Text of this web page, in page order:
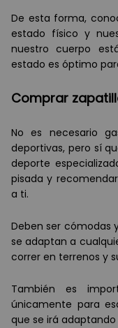
De esta forma,
estado físico y
nuestro cuerpo
estado es óptimo
Comprar
No es necesario
deportivas, pero sí
deporte
pisada y
a ti.
Deben ser cómodas
se adaptan a
correr en terrenos y
También es
únicamente para
que se irá